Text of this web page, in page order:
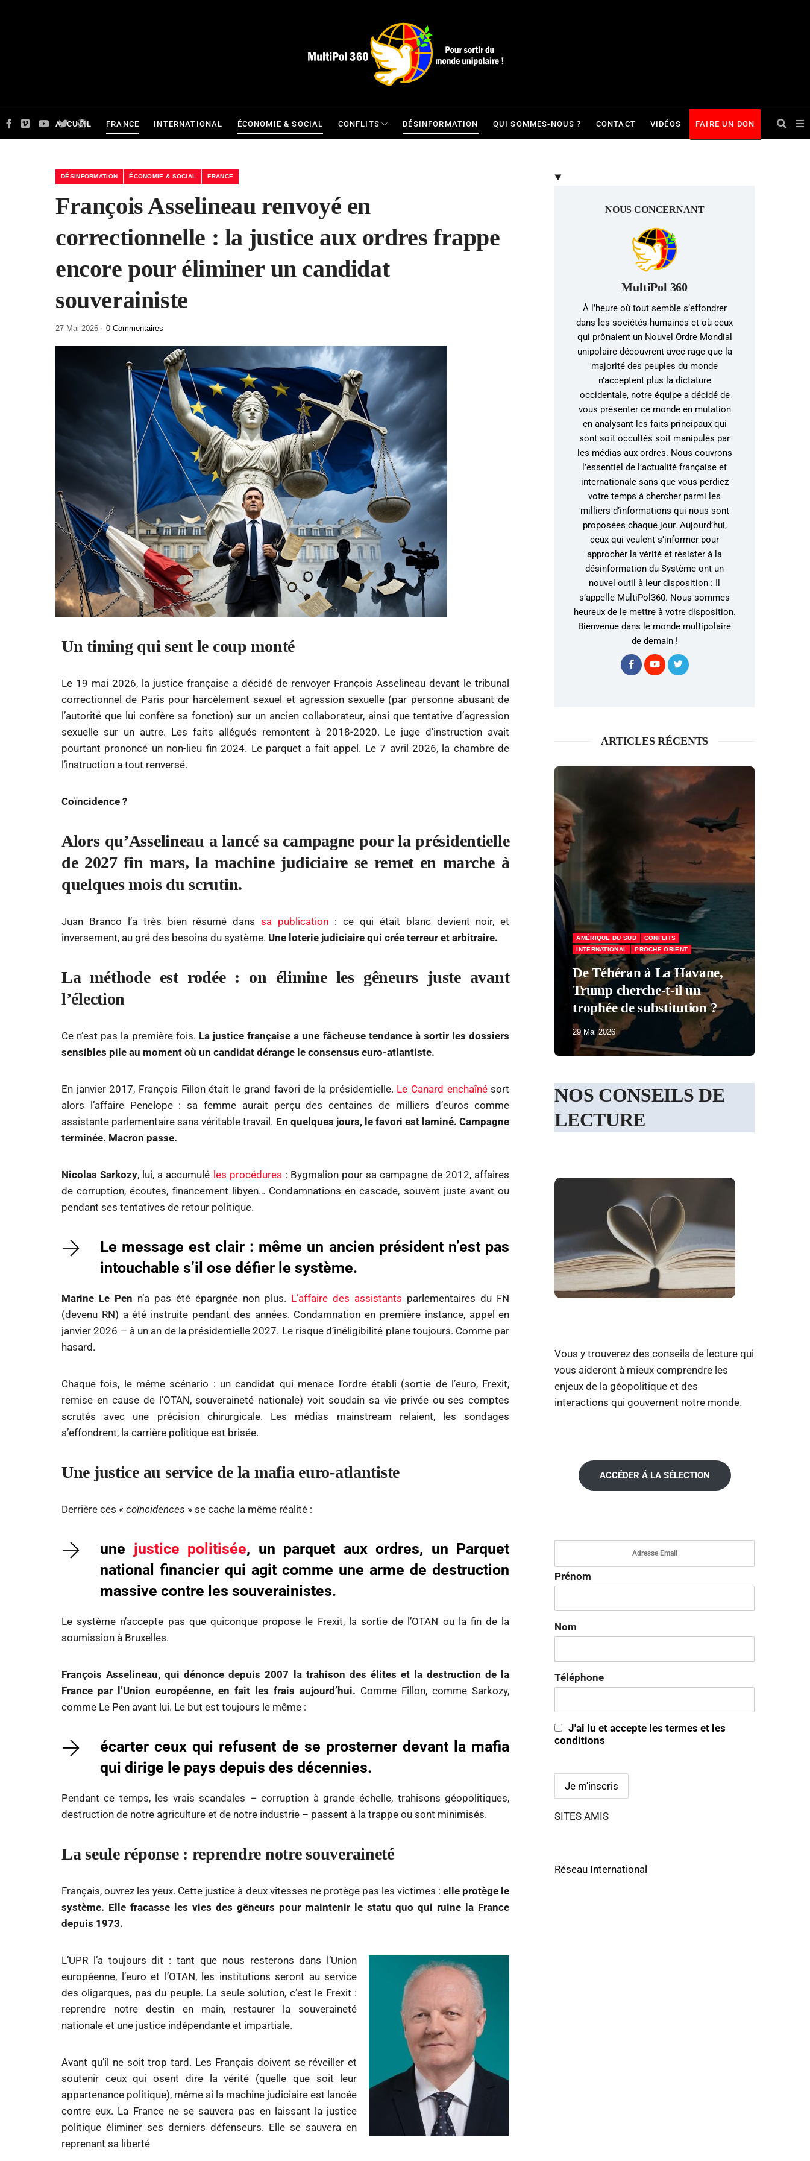
ACCUEIL FRANCE INTERNATIONAL ÉCONOMIE & SOCIAL CONFLITS DÉSINFORMATION QUI SOMMES-NOUS ? CONTACT VIDÉOS FAIRE UN DON
DÉSINFORMATION ÉCONOMIE & SOCIAL FRANCE
François Asselineau renvoyé en
correctionnelle : la justice aux ordres frappe
encore pour éliminer un candidat
souverainiste
27 Mai 2026 0 Commentaires
Un timing qui sent le coup monté
Le 19 mai 2026, la justice française a décidé de renvoyer François Asselineau devant le tribunal
correctionnel de Paris pour harcèlement sexuel et agression sexuelle (par personne abusant de
l’autorité que lui confère sa fonction) sur un ancien collaborateur, ainsi que tentative d’agression
sexuelle sur un autre. Les faits allégués remontent à 2018-2020. Le juge d’instruction avait
pourtant prononcé un non-lieu fin 2024. Le parquet a fait appel. Le 7 avril 2026, la chambre de
l’instruction a tout renversé.
Coïncidence ?
Alors qu’Asselineau a lancé sa campagne pour la présidentielle
de 2027 fin mars, la machine judiciaire se remet en marche à
quelques mois du scrutin.
Juan Branco l’a très bien résumé danssa publication : ce qui était blanc devient noir, et
inversement, au gré des besoins du système. Une loterie judiciaire qui crée terreur et arbitraire.
La méthode est rodée : on élimine les gêneurs juste avant
l’élection
Ce n’est pas la première fois. La justice française a une fâcheuse tendance à sortir les dossiers
sensibles pile au moment où un candidat dérange le consensus euro-atlantiste.
En janvier 2017, François Fillon était le grand favori de la présidentielle. Le Canard enchaînésort
alors l’affaire Penelope : sa femme aurait perçu des centaines de milliers d’euros comme
assistante parlementaire sans véritable travail. En quelques jours, le favori est laminé. Campagne
terminée. Macron passe.
Nicolas Sarkozy, lui, a accumulé les procédures : Bygmalion pour sa campagne de 2012, affaires
de corruption, écoutes, financement libyen… Condamnations en cascade, souvent juste avant ou
pendant ses tentatives de retour politique.
Le message est clair : même un ancien président n’est pas
intouchable s’il ose défier le système.
Marine Le Pen n’a pas été épargnée non plus. L’affaire des assistants parlementaires du FN
(devenu RN) a été instruite pendant des années. Condamnation en première instance, appel en
janvier 2026 – à un an de la présidentielle 2027. Le risque d’inéligibilité plane toujours. Comme par
hasard.
Chaque fois, le même scénario : un candidat qui menace l’ordre établi (sortie de l’euro, Frexit,
remise en cause de l’OTAN, souveraineté nationale) voit soudain sa vie privée ou ses comptes
scrutés avec une précision chirurgicale. Les médias mainstream relaient, les sondages
s’effondrent, la carrière politique est brisée.
Une justice au service de la mafia euro-atlantiste
Derrière ces « coïncidences » se cache la même réalité :
une justice politisée, un parquet aux ordres, un Parquet
national financier qui agit comme une arme de destruction
massive contre les souverainistes.
Le système n’accepte pas que quiconque propose le Frexit, la sortie de l’OTAN ou la fin de la
soumission à Bruxelles.
François Asselineau, qui dénonce depuis 2007 la trahison des élites et la destruction de la
France par l’Union européenne, en fait les frais aujourd’hui. Comme Fillon, comme Sarkozy,
comme Le Pen avant lui. Le but est toujours le même :
écarter ceux qui refusent de se prosterner devant la mafia
qui dirige le pays depuis des décennies.
Pendant ce temps, les vrais scandales – corruption à grande échelle, trahisons géopolitiques,
destruction de notre agriculture et de notre industrie – passent à la trappe ou sont minimisés.
La seule réponse : reprendre notre souveraineté
Français, ouvrez les yeux. Cette justice à deux vitesses ne protège pas les victimes :elle protège le
système. Elle fracasse les vies des gêneurs pour maintenir le statu quo qui ruine la France
depuis 1973.
L’UPR l’a toujours dit : tant que nous resterons dans l’Union
européenne, l’euro et l’OTAN, les institutions seront au service
des oligarques, pas du peuple. La seule solution, c’est le Frexit :
reprendre notre destin en main, restaurer la souveraineté
nationale et une justice indépendante et impartiale.
Avant qu’il ne soit trop tard. Les Français doivent se réveiller et
soutenir ceux qui osent dire la vérité (quelle que soit leur
appartenance politique), même si la machine judiciaire est lancée
contre eux. La France ne se sauvera pas en laissant la justice
politique éliminer ses derniers défenseurs. Elle se sauvera en
reprenant sa liberté
NOUS CONCERNANT
MultiPol 360
À l’heure où tout semble s’effondrer
dans les sociétés humaines et où ceux
qui prônaient un Nouvel Ordre Mondial
unipolaire découvrent avec rage que la
majorité des peuples du monde
n’acceptent plus la dictature
occidentale, notre équipe a décidé de
vous présenter ce monde en mutation
en analysant les faits principaux qui
sont soit occultés soit manipulés par
les médias aux ordres. Nous couvrons
l’essentiel de l’actualité française et
internationale sans que vous perdiez
votre temps à chercher parmi les
milliers d’informations qui nous sont
proposées chaque jour. Aujourd’hui,
ceux qui veulent s’informer pour
approcher la vérité et résister à la
désinformation du Système ont un
nouvel outil à leur disposition : Il
s’appelle MultiPol360. Nous sommes
heureux de le mettre à votre disposition.
Bienvenue dans le monde multipolaire
de demain !
ARTICLES RÉCENTS
DÉSINFORMATION
ÉCONOMIE & SOCIAL
procurations de vote : six
mois après les municipales,
28 Mai 2026
AMÉRIQUE DU SUD
CONFLITS
INTERNATIONAL
PROCHE ORIENT
De Téhéran à La Havane,
Trump cherche-t-il un
trophée de substitution ?
29 Mai 2026
NOS CONSEILS DE
LECTURE
Vous y trouverez des conseils de lecture qui
vous aideront à mieux comprendre les
enjeux de la géopolitique et des
interactions qui gouvernent notre monde.
ACCÉDER Á LA SÉLECTION
Prénom
Nom
Téléphone
J'ai lu et accepte les termes et les
conditions
SITES AMIS
Réseau International